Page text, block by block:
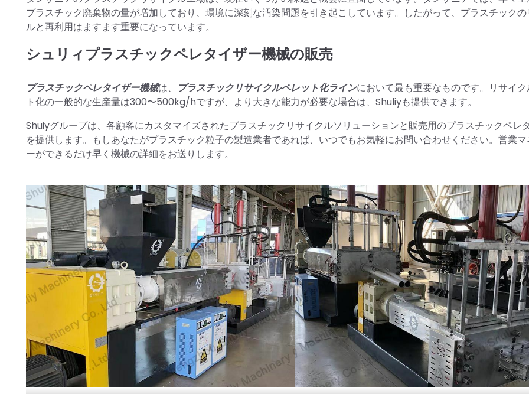
プラスチック廃棄物の量が増加しており、環境に深刻な汚染問題を引き起こしています。したがって、プラスチック
ルと再利用はますます重要になっています。
シュリィプラスチックペレタイザー機械の販売
プラスチックペレタイザー機械は、 プラスチックリサイクルペレット化ラインにおいて最も重要なものです。リサイ
ト化の一般的な生産量は300〜500kg/hですが、より大きな能力が必要な場合は、Shuliyも提供できます。
Shuiyグループは、各顧客にカスタマイズされたプラスチックリサイクルソリューションと販売用のプラスチックペレ
を提供します。もしあなたがプラスチック粒子の製造業者であれば、いつでもお気軽にお問い合わせください。営業
ーができるだけ早く機械の詳細をお送りします。